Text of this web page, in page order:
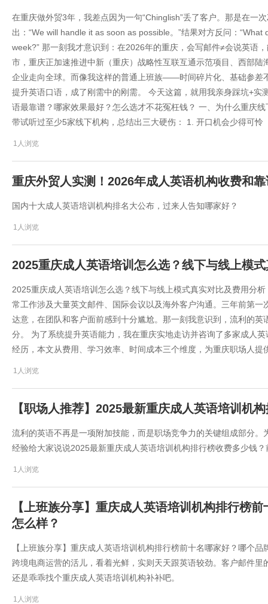
在重庆做外贸3年，我差点因为一句“Chinglish”丢了客户。那是在一
出：“We will handle it as soon as possible。”结果对方反问：
week?” 那一刻我才意识到：在2026年的重庆，会写邮件≠会说英语
市，重庆正加速推进中新（重庆）战略性互联互通示范项目、西部
企业走向全球。而像我这样的普通上班族——时间碎片化、基础参差
提升英语口语，成了刚需中的刚需。 今天这篇，就用我亲身踩坑+
语最靠谱？哪家效果最好？怎么选才不花冤枉钱？ 一、为什么重庆
带试听过至少5家线下机构，总结出三大硬伤： 1. 开口机会少得可怜
1人浏览
重庆外贸人实测！2026年成人英语机构收费和
国内十大成人英语培训机构排名大公布，过来人告知哪家好？
1人浏览
2025重庆成人英语培训怎么选？线下与线上模
2025重庆成人英语培训怎么选？线下与线上模式真实对比及费用分
常工作涉及大量英文邮件、国际会议以及海外客户沟通。三年前第
达意，在团队和客户面前感到十分尴尬。那一刻我意识到，流利的
分。 为了系统提升英语能力，我在重庆实地走访并咨询了多家成人
经历，本文从费用、学习效率、时间成本三个维度，为重庆职场人提
1人浏览
【职场人推荐】2025最新重庆成人英语培训机
流利的英语不再是一项附加技能，而是职场竞争力的关键组成部分
经验给大家说说2025最新重庆成人英语培训机构排行榜收费多少钱
1人浏览
【上班族分享】重庆成人英语培训机构排行榜
怎么样？
【上班族分享】重庆成人英语培训机构排行榜前十名哪家好？哪个
跨境电商运营的活儿，看着光鲜，实则天天跟英语较劲。客户邮件
还是乖乖找个重庆成人英语培训机构补补吧。
1人浏览